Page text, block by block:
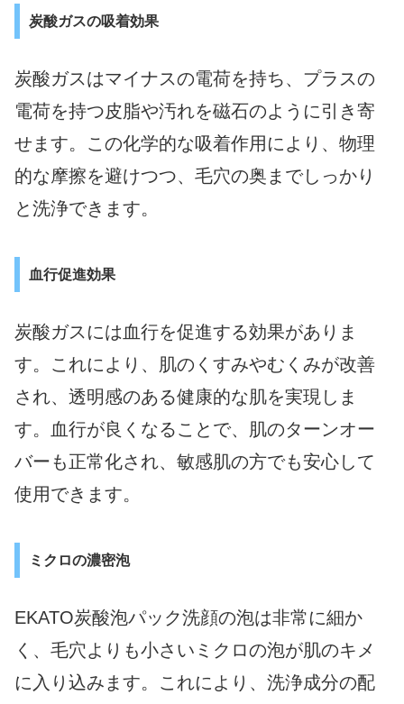
炭酸ガスの吸着効果
炭酸ガスはマイナスの電荷を持ち、プラスの
電荷を持つ皮脂や汚れを磁石のように引き寄
せます。この化学的な吸着作用により、物理
的な摩擦を避けつつ、毛穴の奥までしっかり
と洗浄できます。
血行促進効果
炭酸ガスには血行を促進する効果がありま
す。これにより、肌のくすみやむくみが改善
され、透明感のある健康的な肌を実現しま
す。血行が良くなることで、肌のターンオー
バーも正常化され、敏感肌の方でも安心して
使用できます。
ミクロの濃密泡
EKATO炭酸泡パック洗顔の泡は非常に細か
く、毛穴よりも小さいミクロの泡が肌のキメ
に入り込みます。これにより、洗浄成分の配